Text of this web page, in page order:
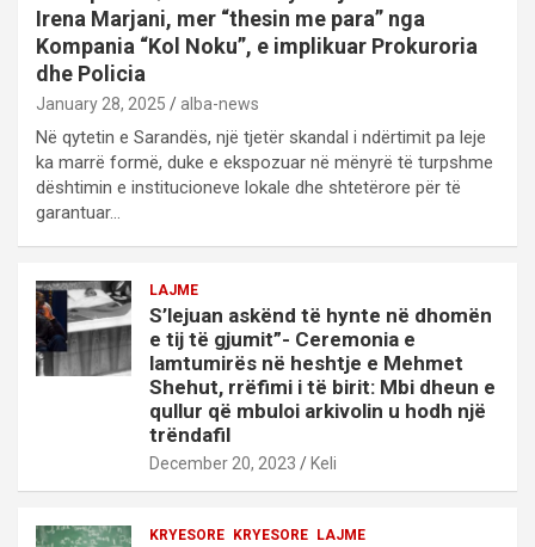
Irena Marjani, mer “thesin me para” nga
Kompania “Kol Noku”, e implikuar Prokuroria
dhe Policia
January 28, 2025 alba-news
Në qytetin e Sarandës, një tjetër skandal i ndërtimit pa leje
ka marrë formë, duke e ekspozuar në mënyrë të turpshme
dështimin e institucioneve lokale dhe shtetërore për të
garantuar…
LAJME
S’lejuan askënd të hynte në dhomën
e tij të gjumit”- Ceremonia e
lamtumirës në heshtje e Mehmet
Shehut, rrëfimi i të birit: Mbi dheun e
qullur që mbuloi arkivolin u hodh një
trëndafil
December 20, 2023 Keli
KRYESORE KRYESORE LAJME